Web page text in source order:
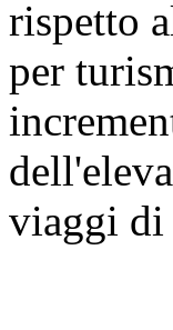
rispetto
per
viaggi di